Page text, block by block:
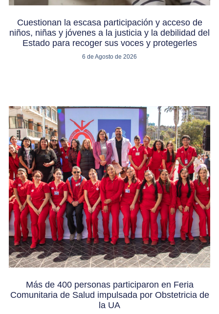
Cuestionan la escasa participación y acceso de
niños, niñas y jóvenes a la justicia y la debilidad del
Estado para recoger sus voces y protegerles
6 de Agosto de 2026
Más de 400 personas participaron en Feria
Comunitaria de Salud impulsada por Obstetricia de
la UA